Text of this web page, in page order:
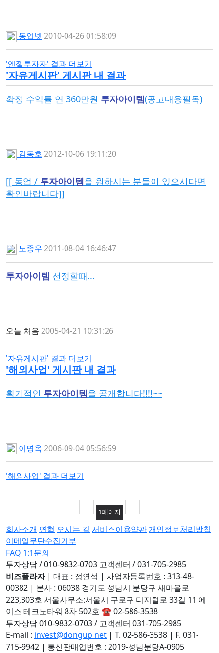
동업넷 2010-04-26 01:58:09
'엔젤투자자' 결과 더보기
'자유게시판' 게시판 내 결과
확정 수익률 연 360만원 투자아이템(공고내용필독)
김동호 2012-10-06 19:11:20
[[ 동업 / 투자아이템을 원하시는 분들이 있으시다면
확인바랍니다]]
노종우 2011-08-04 16:46:47
투자아이템 선정할때...
오늘 처음 2005-04-21 10:31:26
'자유게시판' 결과 더보기
'해외사업' 게시판 내 결과
획기적인 투자아이템을 공개합니다!!!!~~
이명옥 2006-09-04 05:56:59
'해외사업' 결과 더보기
1페이지
회사소개 연혁 오시는 길 서비스이용약관 개인정보처리방침
이메일무단수집거부
FAQ 1:1문의
투자상담 / 010-9832-0703 고객센터 / 031-705-2985
비즈플라자 | 대표 : 정연석 | 사업자등록번호 : 313-48-
00382 | 본사 : 06038 경기도 성남시 분당구 새마을로
223,303호 서울사무소:서울시 구로구 디지털로 33길 11 에
이스 테크노타워 8차 502호 ☎ 02-586-3538
투자상담 010-9832-0703 / 고객센터 031-705-2985
E-mail : invest@dongup net | T. 02-586-3538 | F. 031-
715-9942 | 통신판매업번호 : 2019-성남분당A-0905